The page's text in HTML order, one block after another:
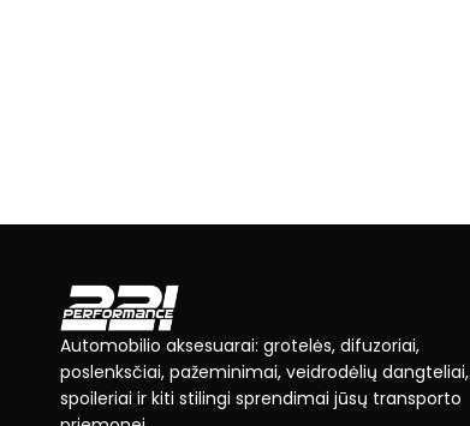
Automobilio aksesuarai: grotelės, difuzoriai,
poslenksčiai, pažeminimai, veidrodėlių dangteliai,
spoileriai ir kiti stilingi sprendimai jūsų transporto